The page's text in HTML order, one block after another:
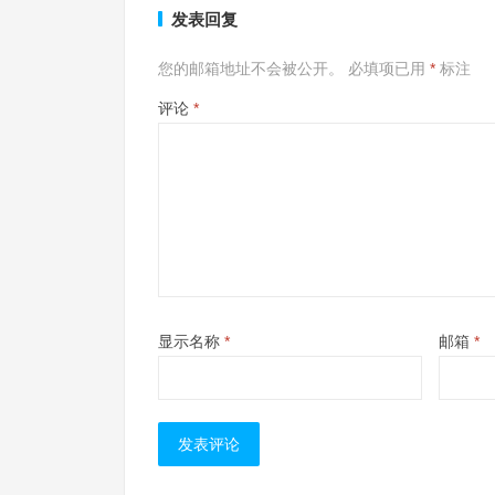
发表回复
您的邮箱地址不会被公开。 必填项已用 * 标注
评论 *
显示名称 * 邮箱 *